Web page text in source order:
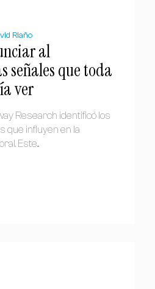
Riaño
al
señales que toda
ver
Research identificó los
que influyen en la
Este...